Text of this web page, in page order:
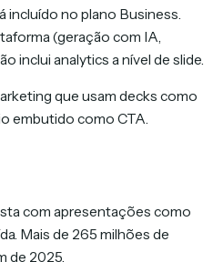
incluído no plano Business.
(geração com IA,
inclui analytics a nível de slide.
que usam decks como
embutido como CTA.
com apresentações como
Mais de 265 milhões de
de 2025.